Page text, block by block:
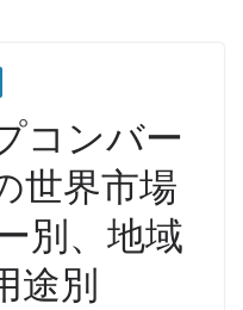
コンバー
世界市場
別、地域
途別